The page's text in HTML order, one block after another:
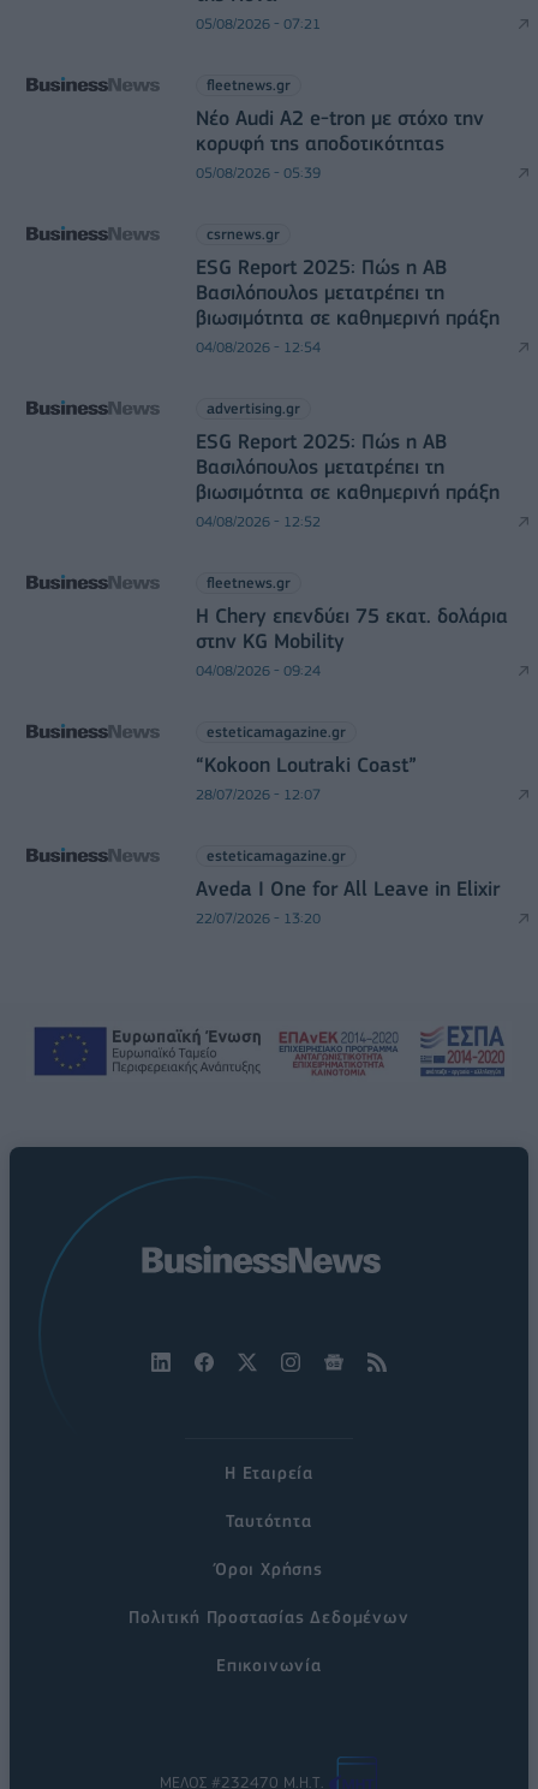
05/08/2026 - 07:21
fleetnews.gr
Νέο Audi A2 e-tron με στόχο την
κορυφή της αποδοτικότητας
05/08/2026 - 05:39
csrnews.gr
ESG Report 2025: Πώς η ΑΒ
Βασιλόπουλος μετατρέπει τη
βιωσιμότητα σε καθημερινή πράξη
04/08/2026 - 12:54
advertising.gr
ESG Report 2025: Πώς η ΑΒ
Βασιλόπουλος μετατρέπει τη
βιωσιμότητα σε καθημερινή πράξη
04/08/2026 - 12:52
fleetnews.gr
Η Chery επενδύει 75 εκατ. δολάρια
στην KG Mobility
04/08/2026 - 09:24
esteticamagazine.gr
“Kokoon Loutraki Coast”
28/07/2026 - 12:07
esteticamagazine.gr
Aveda I One for All Leave in Elixir
22/07/2026 - 13:20
Η Εταιρεία
Ταυτότητα
Όροι Χρήσης
Πολιτική Προστασίας Δεδομένων
Επικοινωνία
ΜΕΛΟΣ #232470 Μ.Η.Τ.